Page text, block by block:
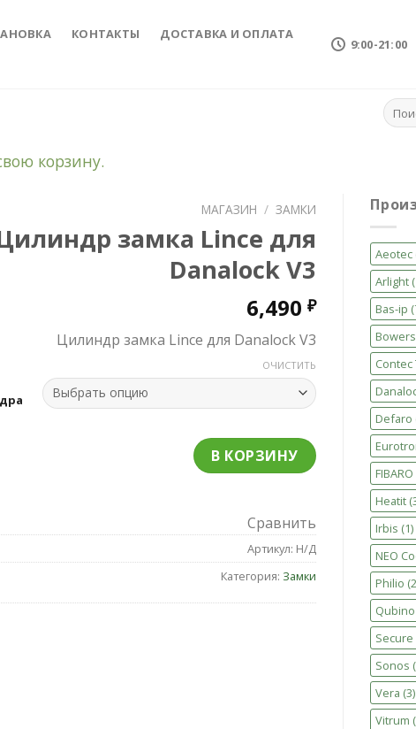
КОНТАКТЫ
ДОСТАВКА И ОПЛАТА
9:00-21:00
корзину.
МАГАЗИН / ЗАМКИ
замка Lince для
Danalock V3
6,490 ₽
Цилиндр замка Lince для Danalock V3
ОЧИСТИТЬ
В КОРЗИНУ
Сравнить
Артикул: Н/Д
Категория: Замки
Aeotec
Arlight
Bas-ip
Contec
Defaro
FIBARO
Heatit
Irbis (1)
NEO
Philio
Qubino
Secure
Sonos
Vera (3)
Vitrum